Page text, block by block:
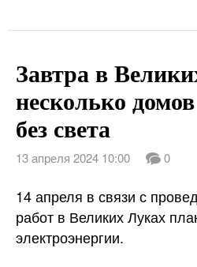
Завтра в
несколько
без света
13 апреля 2024 10:00 0
14 апреля в связи с
работ в Великих Луках
электроэнергии.